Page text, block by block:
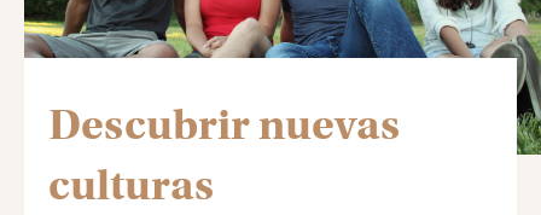
Descubrir nuevas
culturas